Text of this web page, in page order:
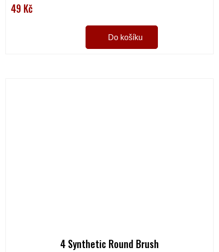
49 Kč
Do košíku
4 Synthetic Round Brush